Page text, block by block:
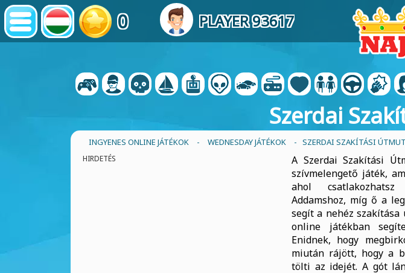
0 PLAYER 93617
Szerdai
INGYENES ONLINE JÁTÉKOK - WEDNESDAY JÁTÉKOK - SZERDAI SZAKÍTÁSI
HIRDETÉS
A Szerdai Szakítási
szívmelengető játék,
ahol
Addamshoz, míg ő a
segít a nehéz
online játékban
Enidnek, hogy
miután rájött, hogy a
tölti az idejét. A gót